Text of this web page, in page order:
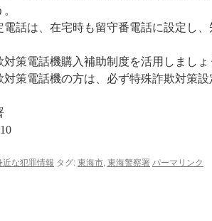
電話は、在宅時も留守番電話に設定し
対策電話機購入補助制度を活用しましょ
対策電話機の方は、必ず特殊詐欺対策設
近な犯罪情報 タグ:東海市, 東海警察署 パーマリンク